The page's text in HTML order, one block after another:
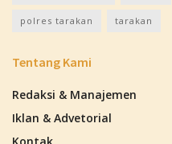
polres tarakan tarakan
Tentang Kami
Redaksi & Manajemen
Iklan & Advetorial